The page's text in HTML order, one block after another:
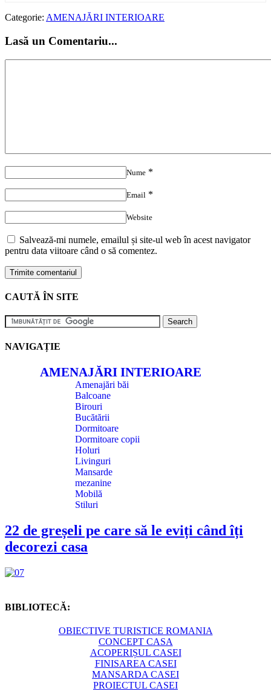
Categorie: AMENAJĂRI INTERIOARE
Lasă un Comentariu...
Nume *
Email *
Website
Salvează-mi numele, emailul și site-ul web în acest navigator
pentru data viitoare când o să comentez.
CAUTĂ ÎN SITE
NAVIGAȚIE
AMENAJĂRI INTERIOARE
Amenajări băi
Balcoane
Birouri
Bucătării
Dormitoare
Dormitoare copii
Holuri
Livinguri
Mansarde
mezanine
Mobilă
Stiluri
22 de greșeli pe care să le eviți când îți
decorezi casa
BIBLIOTECĂ:
OBIECTIVE TURISTICE ROMANIA
CONCEPT CASA
ACOPERIȘUL CASEI
FINISAREA CASEI
MANSARDA CASEI
PROIECTUL CASEI